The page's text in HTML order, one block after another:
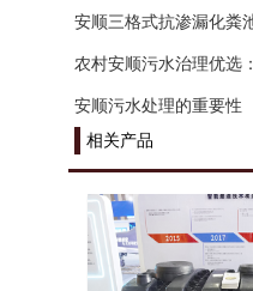
安顺三格式抗渗漏化粪
农村安顺污水治理优选
安顺污水处理的重要性
相关产品